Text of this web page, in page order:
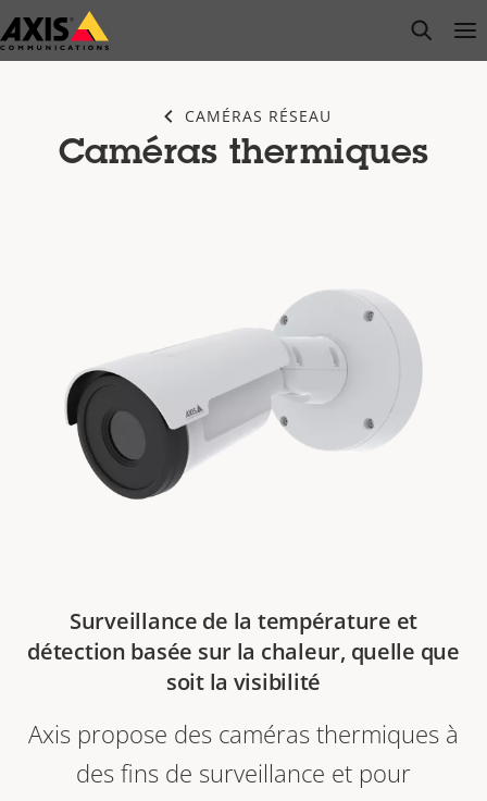
Passer
au
open
CAMÉRAS RÉSEAU
Caméras thermiques
Surveillance de la température et
détection basée sur la chaleur, quelle que
soit la visibilité
Axis propose des caméras thermiques à
des fins de surveillance et pour